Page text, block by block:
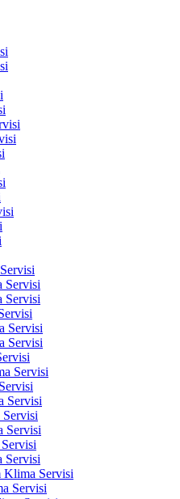
Servisi
Servisi
Servisi
Servisi
Servisi
Servisi
Servisi
Servisi
Klima Servisi
Servisi